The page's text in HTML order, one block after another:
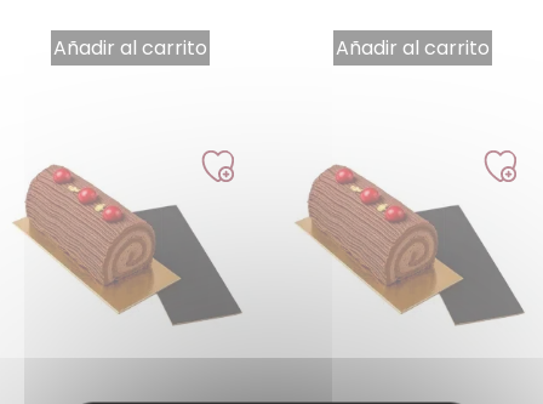
Añadir al carrito Añadir al carrito